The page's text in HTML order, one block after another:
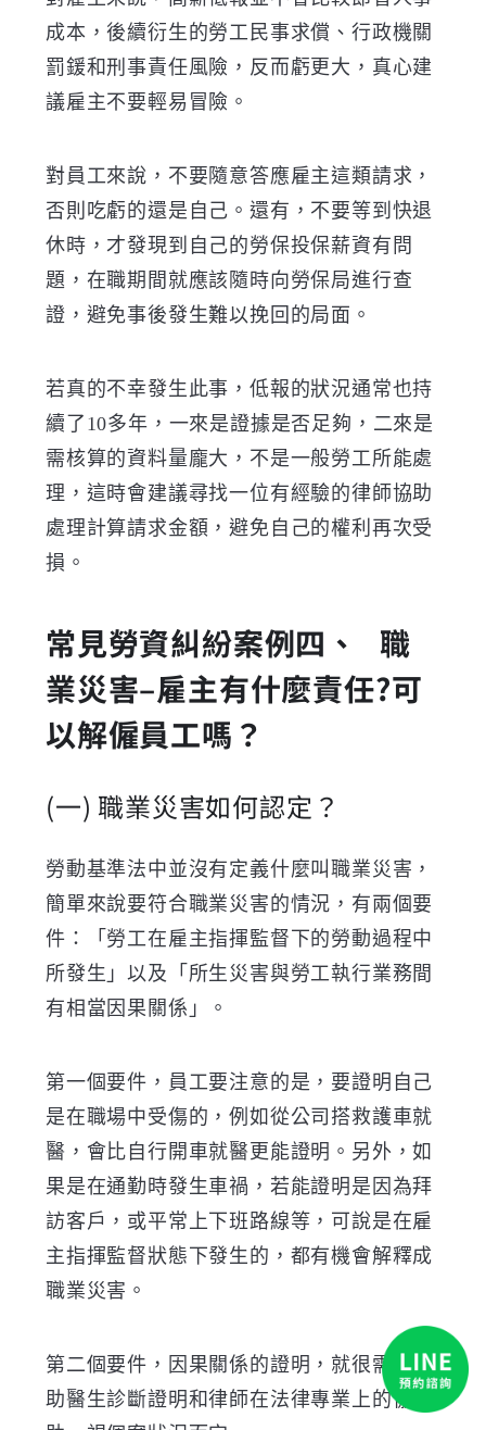
成本，後續衍生的勞工民事求償、行政機關
罰鍰和刑事責任風險，反而虧更大，真心建
議雇主不要輕易冒險。
對員工來說，不要隨意答應雇主這類請求，
否則吃虧的還是自己。還有，不要等到快退
休時，才發現到自己的勞保投保薪資有問
題，在職期間就應該隨時向勞保局進行查
證，避免事後發生難以挽回的局面。
若真的不幸發生此事，低報的狀況通常也持
續了 10多年，一來是證據是否足夠，二來是
需核算的資料量龐大，不是一般勞工所能處
理，這時會建議尋找一位有經驗的律師協助
處理計算請求金額，避免自己的權利再次受
損。
常見勞資糾紛案例四、
職
業災害–雇主有什麼責任?可
以解僱員工嗎？
(一) 職業災害如何認定？
勞動基準法中並沒有定義什麼叫職業災害，
簡單來說要符合職業災害的情況，有兩個要
件：「勞工在雇主指揮監督下的勞動過程中
所發生」以及「所生災害與勞工執行業務間
有相當因果關係」。
第一個要件，員工要注意的是，要證明自己
是在職場中受傷的，例如從公司搭救護車就
醫，會比自行開車就醫更能證明。另外，如
果是在通勤時發生車禍，若能證明是因為拜
訪客戶，或平常上下班路線等，可說是在雇
主指揮監督狀態下發生的，都有機會解釋成
職業災害。
第二個要件，因果關係的證明，就很需要藉
助醫生診斷證明和律師在法律專業上的協